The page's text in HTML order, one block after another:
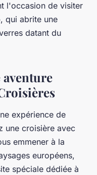
l'occasion de visiter
, qui abrite une
datant du
expérience de
une croisière avec
emmener à la
européens,
spéciale dédiée à